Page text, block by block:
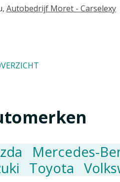
Autobedrijf Moret - Carselexy
Mercedes-
Toyota